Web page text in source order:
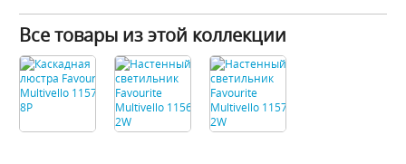
Все товары из этой коллекции